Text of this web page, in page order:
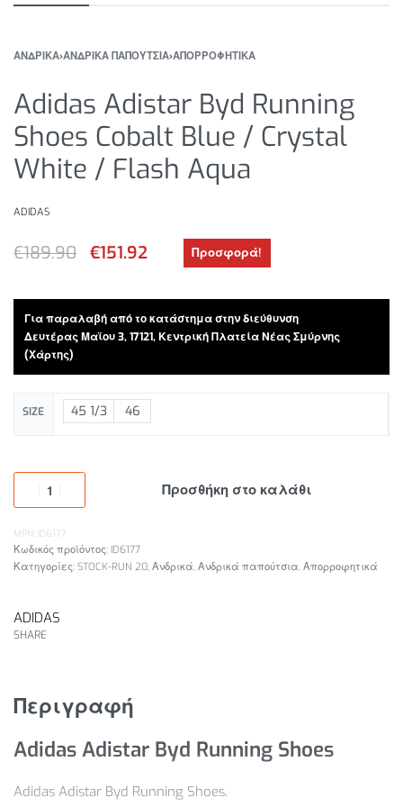
ΑΝΔΡΙΚΑ›ΑΝΔΡΙΚΑ ΠΑΠΟΥΤΣΙΑ›ΑΠΟΡΡΟΦΗΤΙΚΑ
Adidas Adistar Byd Running
Shoes Cobalt Blue / Crystal
White / Flash Aqua
ADIDAS
€189.90 €151.92 Προσφορά!
Για παραλαβή από το κατάστημα στην διεύθυνση
Δευτέρας Μαϊου 3, 17121, Κεντρική Πλατεία Νέας Σμύρνης
(Χάρτης)
SIZE 45 1/3 46
Προσθήκη στο καλάθι
MPN: ID6177
ID6177
Κατηγορίες: STOCK-RUN 20, Ανδρικά, Ανδρικά παπούτσια, Απορροφητικά
ADIDAS
SHARE
Περιγραφή
Adidas Adistar Byd Running Shoes
Adidas Adistar Byd Running Shoes.